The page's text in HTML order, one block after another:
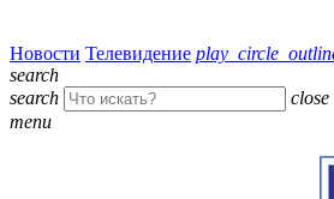
Новости Телевидение
search
search
close
menu